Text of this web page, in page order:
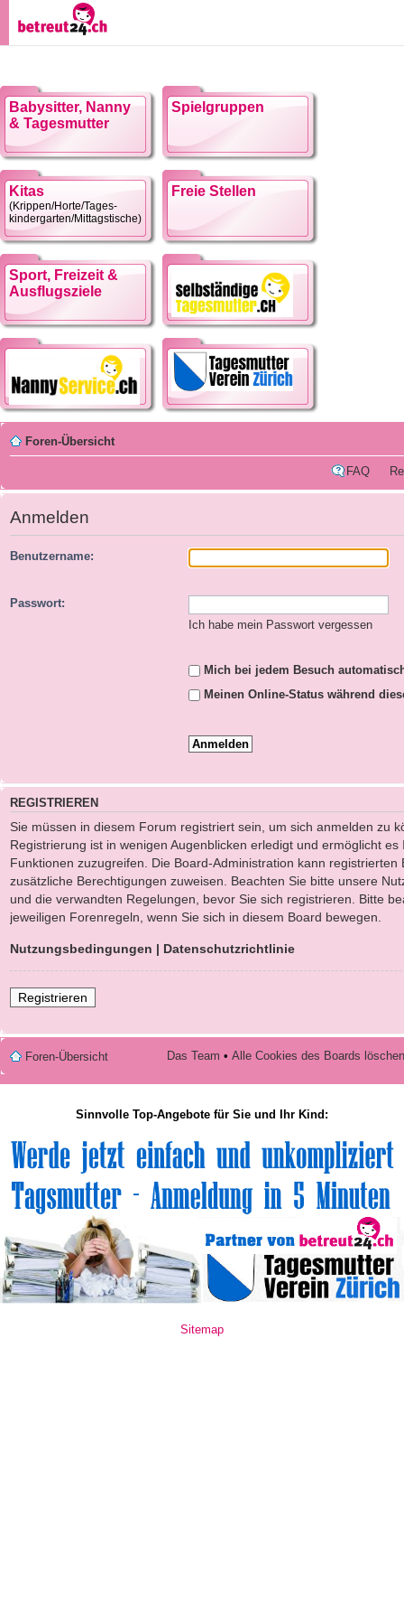
Babysitter, Nanny
& Tagesmutter
Spielgruppen
Kitas
(Krippen/Horte/Tages-
kindergarten/Mittagstische)
Freie Stellen
Sport, Freizeit &
Ausflugsziele
Foren-Übersicht
FAQ
Anmelden
Benutzername:
Passwort:
Ich habe mein Passwort vergessen
Mich bei jedem Besuch
Meinen Online-Status während
REGISTRIEREN
Sie müssen in diesem Forum registriert sein, um sich anmelden zu
Registrierung ist in wenigen Augenblicken erledigt und ermöglicht
Funktionen zuzugreifen. Die Board-Administration kann registrierten
zusätzliche Berechtigungen zuweisen. Beachten Sie bitte unsere
und die verwandten Regelungen, bevor Sie sich registrieren. Bitte
jeweiligen Forenregeln, wenn Sie sich in diesem Board bewegen.
Nutzungsbedingungen | Datenschutzrichtlinie
Registrieren
Foren-Übersicht Das Team • Alle Cookies des Boards löschen
Sinnvolle Top-Angebote für Sie und Ihr Kind:
Sitemap